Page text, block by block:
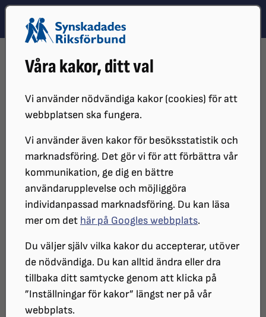
Våra kakor, ditt val
Vi använder nödvändiga kakor (cookies) för att
webbplatsen ska fungera.
Vi använder även kakor för besöksstatistik och
marknadsföring. Det gör vi för att förbättra vår
kommunikation, ge dig en bättre
användarupplevelse och möjliggöra
individanpassad marknadsföring. Du kan läsa
mer om det här på Googles webbplats.
Du väljer själv vilka kakor du accepterar, utöver
de nödvändiga. Du kan alltid ändra eller dra
tillbaka ditt samtycke genom att klicka på
”Inställningar för kakor” längst ner på vår
webbplats.
Hoppa till innehåll
Hoppa till hitta snabbt
DISTRIKT
SRF STOCKHOLM GOTLAND
TALBOKSCIRKEL PÅ VALLENTUNA BIBLIOTEK 21 SEPTEMBER 2026
Talbokscirkel på Vallentuna
bibliotek 21 september
Välkommen till talbokscirkel i
Vallentuna
DATUM:
2026-09-21 klockan 14:00 - 15:30
PLATS: